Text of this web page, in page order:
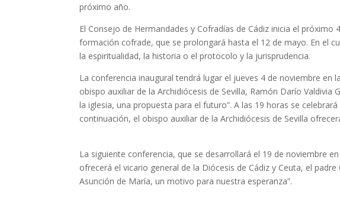
próximo año.
El Consejo de Hermandades y Cofradías de Cádiz inicia el
formación cofrade, que se prolongará hasta el 12 de mayo. En el
la espiritualidad, la historia o el protocolo y la jurisprudencia.
La conferencia inaugural tendrá lugar el jueves 4 de noviembre en
obispo auxiliar de la Archidiócesis de Sevilla, Ramón Darío
la iglesia, una propuesta para el futuro”. A las 19 horas se
continuación, el obispo auxiliar de la Archidiócesis de Sevilla
La siguiente conferencia, que se desarrollará el 19 de noviembre
ofrecerá el vicario general de la Diócesis de Cádiz y Ceuta, el
Asunción de María, un motivo para nuestra esperanza”.